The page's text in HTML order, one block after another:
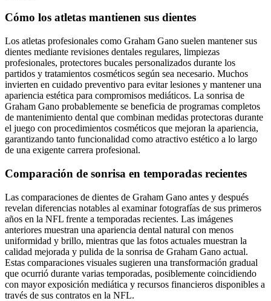
Cómo los atletas mantienen sus dientes
Los atletas profesionales como Graham Gano suelen mantener sus
dientes mediante revisiones dentales regulares, limpiezas
profesionales, protectores bucales personalizados durante los
partidos y tratamientos cosméticos según sea necesario. Muchos
invierten en cuidado preventivo para evitar lesiones y mantener una
apariencia estética para compromisos mediáticos. La sonrisa de
Graham Gano probablemente se beneficia de programas completos
de mantenimiento dental que combinan medidas protectoras durante
el juego con procedimientos cosméticos que mejoran la apariencia,
garantizando tanto funcionalidad como atractivo estético a lo largo
de una exigente carrera profesional.
Comparación de sonrisa en temporadas recientes
Las comparaciones de dientes de Graham Gano antes y después
revelan diferencias notables al examinar fotografías de sus primeros
años en la NFL frente a temporadas recientes. Las imágenes
anteriores muestran una apariencia dental natural con menos
uniformidad y brillo, mientras que las fotos actuales muestran la
calidad mejorada y pulida de la sonrisa de Graham Gano actual.
Estas comparaciones visuales sugieren una transformación gradual
que ocurrió durante varias temporadas, posiblemente coincidiendo
con mayor exposición mediática y recursos financieros disponibles a
través de sus contratos en la NFL.